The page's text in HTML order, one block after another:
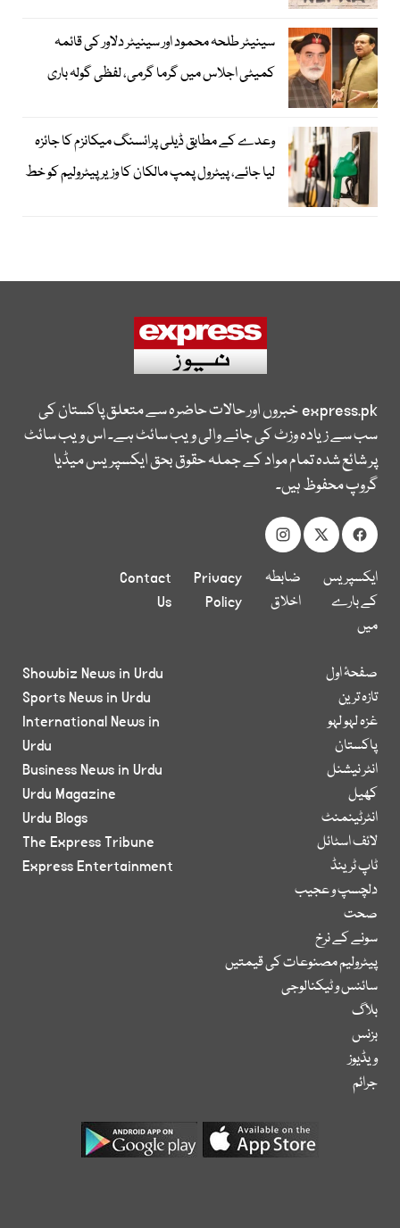
سینیٹر طلحہ محمود اور سینیٹر دلاور کی قائمہ
کمیٹی اجلاس میں گرما گرمی، لفظی گولہ باری
وعدے کے مطابق ڈیلی پرائسنگ میکانزم کا جائزہ
لیا جائے، پیٹرول پمپ مالکان کا وزیرپیٹرولیم کو خط
express.pkخبروں اور حالات حاضرہ سے متعلق پاکستان کی
سب سے زیادہ وزٹ کی جانے والی ویب سائٹ ہے۔ اس ویب سائٹ
پر شائع شدہ تمام مواد کے جملہ حقوق بحق ایکسپریس میڈیا
گروپ محفوظ ہیں۔
ایکسپریس
کے بارے
میں
ضابطہ
اخلاق
Privacy
Policy
Contact
Us
صفحۂ اول
تازہ ترین
غزہ لہو لہو
پاکستان
انٹر نیشنل
کھیل
انٹرٹینمنٹ
لائف اسٹائل
ٹاپ ٹرینڈ
دلچسپ و عجیب
صحت
سونے کے نرخ
پیٹرولیم مصنوعات کی قیمتیں
سائنس و ٹیکنالوجی
بلاگ
بزنس
ویڈیوز
جرائم
Showbiz News in Urdu
Sports News in Urdu
International News in
Urdu
Business News in Urdu
Urdu Magazine
Urdu Blogs
The Express Tribune
Express Entertainment